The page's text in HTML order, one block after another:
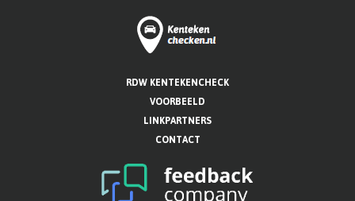
RDW KENTEKENCHECK
VOORBEELD
LINKPARTNERS
CONTACT